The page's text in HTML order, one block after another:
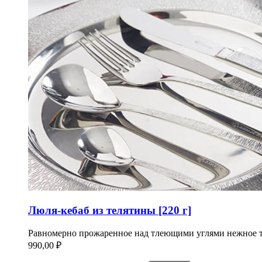
Люля-кебаб из телятины [220 г]
Равномерно прожаренное над тлеющими углями нежное
990,00 ₽